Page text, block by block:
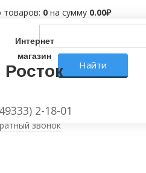
товаров: 0 на сумму 0.00₽
Интернет
магазин
Росток
2-18-01
звонок